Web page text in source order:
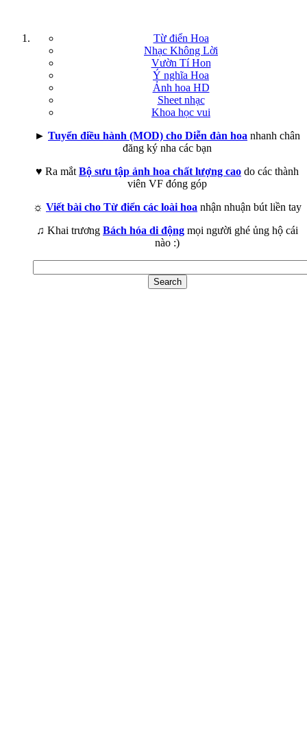
Từ điển Hoa
Nhạc Không Lời
Vườn Tí Hon
Ý nghĩa Hoa
Ảnh hoa HD
Sheet nhạc
Khoa học vui
► Tuyển điều hành (MOD) cho Diễn đàn hoa nhanh chân
đăng ký nha các bạn
♥ Ra mắt Bộ sưu tập ảnh hoa chất lượng cao do các thành
viên VF đóng góp
☼ Viết bài cho Từ điển các loài hoa nhận nhuận bút liền tay
♫ Khai trương Bách hóa di động mọi người ghé ủng hộ cái
nào :)